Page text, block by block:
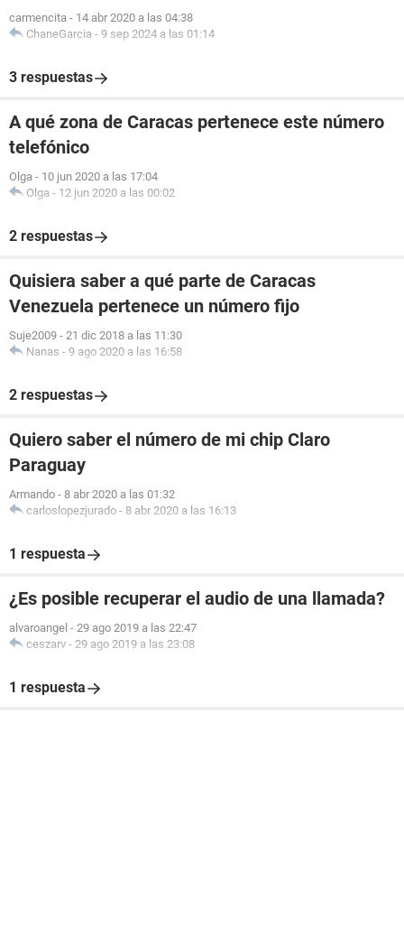
carmencita - 14 abr 2020 a las 04:38
ChaneGarcia - 9 sep 2024 a las 01:14
3 respuestas
A qué zona de Caracas pertenece este número
telefónico
Olga - 10 jun 2020 a las 17:04
Olga - 12 jun 2020 a las 00:02
2 respuestas
Quisiera saber a qué parte de Caracas
Venezuela pertenece un número fijo
Suje2009 - 21 dic 2018 a las 11:30
Nanas - 9 ago 2020 a las 16:58
2 respuestas
Quiero saber el número de mi chip Claro
Paraguay
Armando - 8 abr 2020 a las 01:32
carloslopezjurado - 8 abr 2020 a las 16:13
1 respuesta
¿Es posible recuperar el audio de una llamada?
alvaroangel - 29 ago 2019 a las 22:47
ceszarv - 29 ago 2019 a las 23:08
1 respuesta